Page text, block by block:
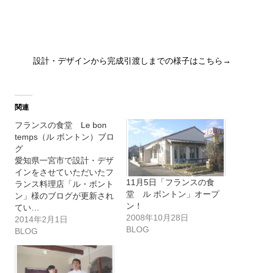
設計・デザインから完成引渡しまでの様子はこちら→
関連
フランスの食堂 Le bon
temps（ル ボントン）ブロ
グ
愛知県一宮市で設計・デザ
インをさせていただいたフ
ランス料理店「ル・ボント
ン」様のブログが更新され
てい…
2014年2月1日
BLOG
11月5日「フランスの食
堂 ル ボントン」オープ
ン！
2008年10月28日
BLOG